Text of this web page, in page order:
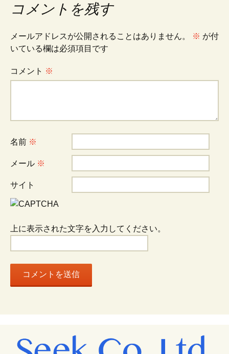
ナ
ビ
ゲ
ー
シ
ョ
ン
コメントを残す
メールアドレスが公開されることはありません。 ※ が付
いている欄は必須項目です
コメント ※
名前 ※
メール ※
サイト
上に表示された文字を入力してください。